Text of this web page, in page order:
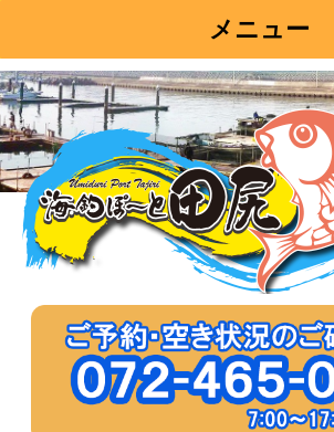
メニュー
コ
ン
テ
ン
ツ